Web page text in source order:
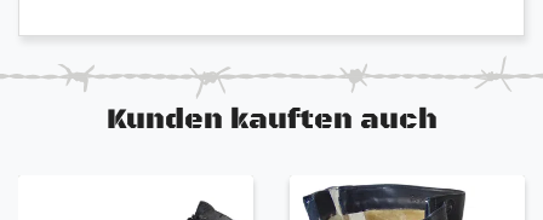
Kunden kauften auch